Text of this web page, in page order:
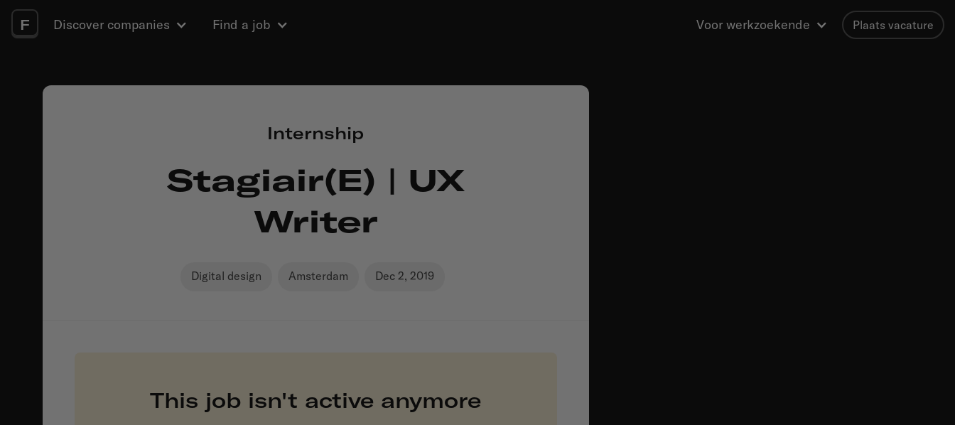
F Discover companies Find a job Voor werkzoekende Plaats vacature
Internship
Stagiair(e) | UX
Writer
Digital design Amsterdam Dec 2, 2019
This job isn't active anymore